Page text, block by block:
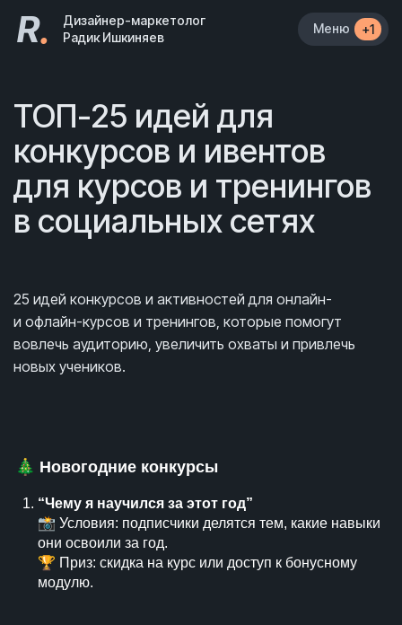
R.
Дизайнер-маркетолог
Радик Ишкиняев
Меню +1
ТОП-25 идей для
конкурсов и ивентов
для курсов и тренингов
в социальных сетях
25 идей конкурсов и активностей для онлайн-
и офлайн-курсов и тренингов, которые помогут
вовлечь аудиторию, увеличить охваты и привлечь
новых учеников.
🎄 Новогодние конкурсы
“Чему я научился за этот год”
📸 Условия: подписчики делятся тем, какие навыки
они освоили за год.
🏆 Приз: скидка на курс или доступ к бонусному
модулю.